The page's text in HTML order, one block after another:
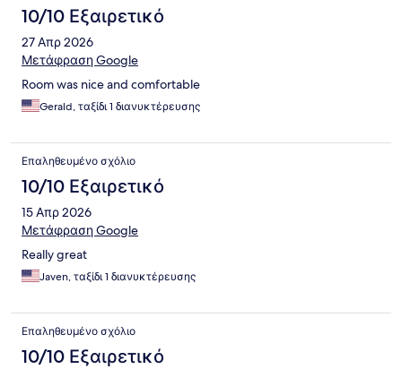
10/10 Εξαιρετικό
27 Απρ 2026
Μετάφραση Google
Room was nice and comfortable
Gerald, ταξίδι 1 διανυκτέρευσης
Επαληθευμένο σχόλιο
10/10 Εξαιρετικό
15 Απρ 2026
Μετάφραση Google
Really great
Javen, ταξίδι 1 διανυκτέρευσης
Επαληθευμένο σχόλιο
10/10 Εξαιρετικό